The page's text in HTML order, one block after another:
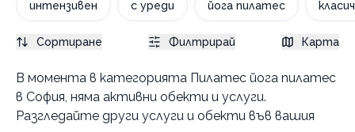
интензивен с уреди йога пилатес
В момента в категорията Пилатес йога пилатес
в София, няма активни обекти и услуги.
Разгледайте други услуги и обекти във вашия
Сортиране Филтрирай Карта
София
Борово
Лозенец